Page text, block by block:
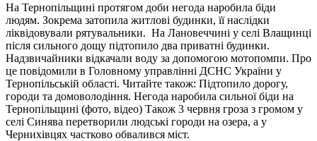
На Тернопільщині протягом доби негода наробила біди
людям. Зокрема затопила житлові будинки, її наслідки
ліквідовували рятувальники. На Лановеччині у селі Влащинці
після сильного дощу підтопило два приватні будинки.
Надзвичайники відкачали воду за допомогою мотопомпи. Про
це повідомили в Головному управлінні ДСНС України у
Тернопільській області. Читайте також: Підтопило дорогу,
городи та домоволодіння. Негода наробила сильної біди на
Тернопільщині (фото, відео) Також 3 червня гроза з громом у
селі Синява перетворили людські городи на озера, а у
Чернихівцях частково обвалився міст.